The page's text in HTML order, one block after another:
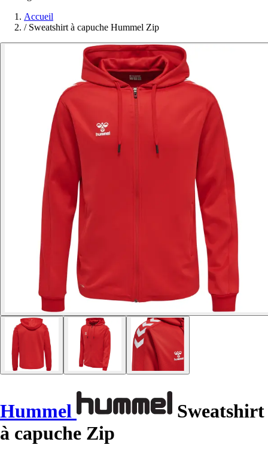
Accueil
/ Sweatshirt à capuche Hummel Zip
Hummel
Sweatshirt
à capuche Zip